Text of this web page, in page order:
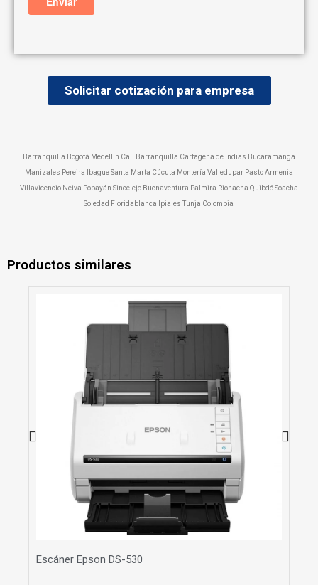
Solicitar cotización para empresa
Barranquilla Bogotá Medellín Cali Barranquilla Cartagena de Indias Bucaramanga
Manizales Pereira Ibague Santa Marta Cúcuta Montería Valledupar Pasto Armenia
Villavicencio Neiva Popayán Sincelejo Buenaventura Palmira Riohacha Quibdó Soacha
Soledad Floridablanca Ipiales Tunja Colombia
Productos similares
Escáner Epson DS-530